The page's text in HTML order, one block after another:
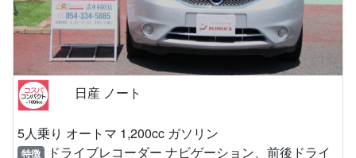
日産 ノート
5人乗り オートマ 1,200cc ガソリン
特徴 ドライブレコーダー ナビゲーション、前後ドライ